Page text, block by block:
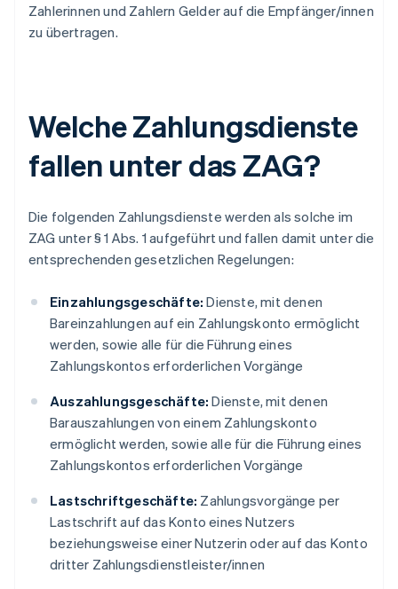
Zahlerinnen und Zahlern Gelder auf die Empfänger/innen
zu übertragen.
Welche Zahlungsdienste
fallen unter das ZAG?
Die folgenden Zahlungsdienste werden als solche im
ZAG unter § 1 Abs. 1 aufgeführt und fallen damit unter die
entsprechenden gesetzlichen Regelungen:
Einzahlungsgeschäfte: Dienste, mit denen
Bareinzahlungen auf ein Zahlungskonto ermöglicht
werden, sowie alle für die Führung eines
Zahlungskontos erforderlichen Vorgänge
Auszahlungsgeschäfte: Dienste, mit denen
Barauszahlungen von einem Zahlungskonto
ermöglicht werden, sowie alle für die Führung eines
Zahlungskontos erforderlichen Vorgänge
Lastschriftgeschäfte: Zahlungsvorgänge per
Lastschrift auf das Konto eines Nutzers
beziehungsweise einer Nutzerin oder auf das Konto
dritter Zahlungsdienstleister/innen